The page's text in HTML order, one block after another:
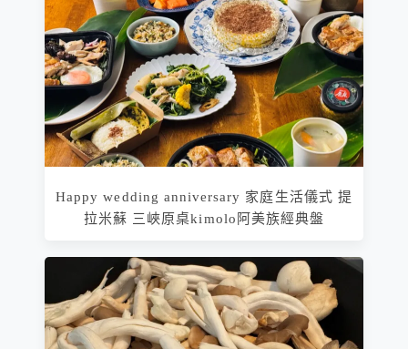
Happy wedding anniversary 家庭生活儀式 提
拉米蘇 三峽原桌kimolo阿美族經典盤